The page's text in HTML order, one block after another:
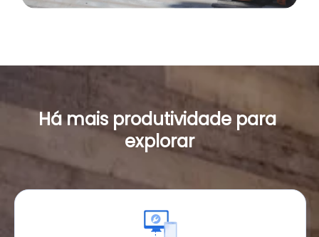
Há mais produtividade para
explorar